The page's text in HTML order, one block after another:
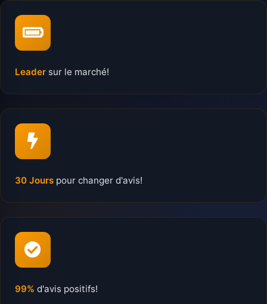
Leader sur le marché!
30 Jours pour changer d'avis!
99% d'avis positifs!